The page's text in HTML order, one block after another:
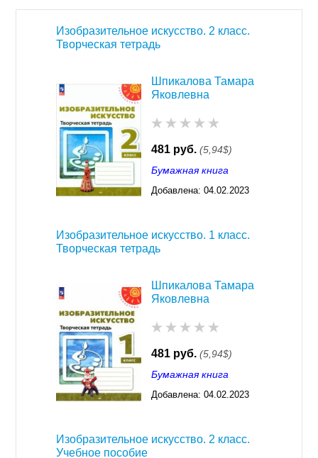
Изобразительное искусство. 2 класс.
Творческая тетрадь
Шпикалова Тамара
Яковлевна
481 руб. (5,94$)
Бумажная книга
Добавлена: 04.02.2023
Изобразительное искусство. 1 класс.
Творческая тетрадь
Шпикалова Тамара
Яковлевна
481 руб. (5,94$)
Бумажная книга
Добавлена: 04.02.2023
Изобразительное искусство. 2 класс.
Учебное пособие